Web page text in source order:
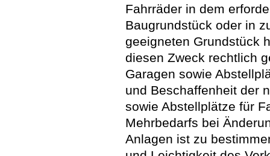
Fahrräder in dem
Baugrundstück oder in
geeigneten Grundstück
diesen Zweck rechtlich
Garagen sowie
und Beschaffenheit der
sowie Abstellplätze für
Mehrbedarfs bei
Anlagen ist zu